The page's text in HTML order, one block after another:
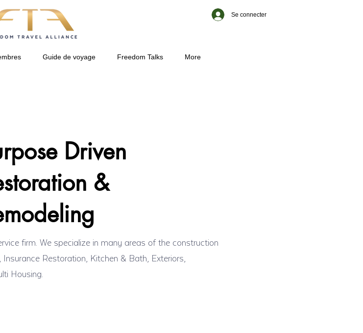
Se connecter
Guide de voyage Freedom Talks More
Driven
&
firm. We specialize in many areas of the construction
Restoration, Kitchen & Bath, Exteriors,
Housing.